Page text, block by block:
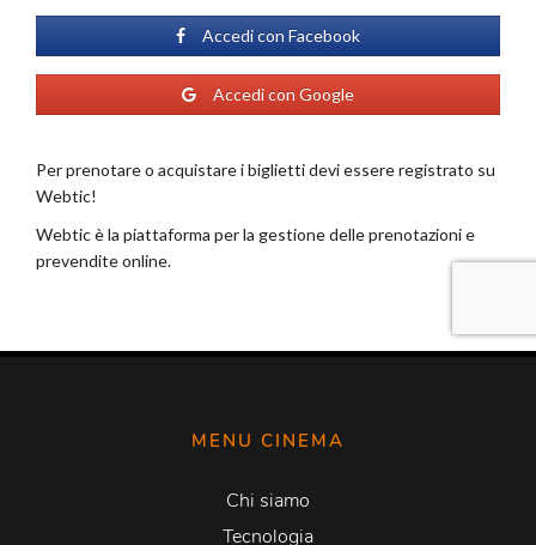
MENU CINEMA
Chi siamo
Tecnologia